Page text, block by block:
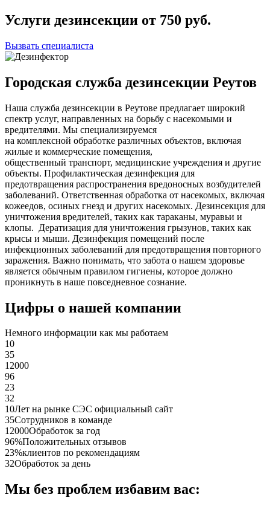
Услуги дезинсекции от 750 руб.
Вызвать специалиста
Городская служба дезинсекции Реутов
Наша служба дезинсекции в Реутове предлагает широкий
спектр услуг, направленных на борьбу с насекомыми и
вредителями. Мы специализируемся
на комплексной обработке различных объектов, включая
жилые и коммерческие помещения,
общественный транспорт, медицинские учреждения и другие
объекты. Профилактическая дезинфекция для
предотвращения распространения вредоносных возбудителей
заболеваний. Ответственная обработка от насекомых, включая
кожеедов, осиных гнезд и других насекомых. Дезинсекция для
уничтожения вредителей, таких как тараканы, муравьи и
клопы. Дератизация для уничтожения грызунов, таких как
крысы и мыши. Дезинфекция помещений после
инфекционных заболеваний для предотвращения повторного
заражения. Важно понимать, что забота о нашем здоровье
является обычным правилом гигиены, которое должно
проникнуть в наше повседневное сознание.
Цифры о нашей компании
Немного информации как мы работаем
10
35
12000
96
23
32
10Лет на рынке СЭС официальный сайт
35Сотрудников в команде
12000Обработок за год
96%Положительных отзывов
23%клиентов по рекомендациям
32Обработок за день
Мы без проблем избавим вас: